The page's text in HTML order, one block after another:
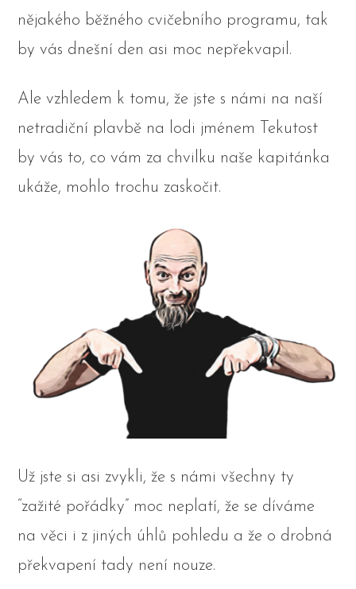
nějakého běžného cvičebního programu, tak
by vás dnešní den asi moc nepřekvapil.
Ale vzhledem k tomu, že jste s námi na naší
netradiční plavbě na lodi jménem Tekutost
by vás to, co vám za chvilku naše kapitánka
ukáže, mohlo trochu zaskočit.
Už jste si asi zvykli, že s námi všechny ty
“zažité pořádky” moc neplatí, že se díváme
na věci i z jiných úhlů pohledu a že o drobná
překvapení tady není nouze.